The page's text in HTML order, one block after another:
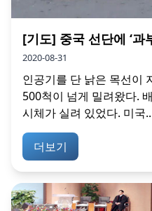
[기도] 중국 선단에 ‘과
2020-08-31
인공기를 단 낡은 목선이
500척이 넘게 밀려왔다.
시체가 실려 있었다. 미국
더보기